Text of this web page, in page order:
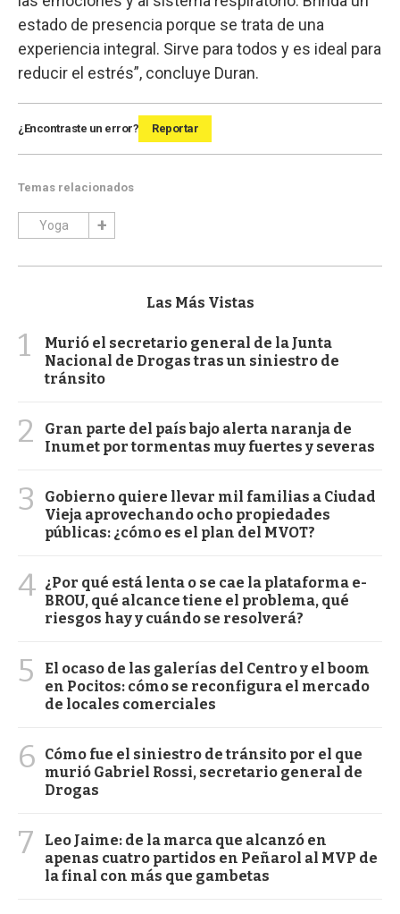
estado de presencia porque se trata de una
experiencia integral. Sirve para todos y es ideal para
reducir el estrés”, concluye Duran.
¿Encontraste un error? Reportar
Temas relacionados
Yoga
Las Más Vistas
1
Murió el secretario general de la Junta
Nacional de Drogas tras un siniestro de
tránsito
2
Gran parte del país bajo alerta naranja de
Inumet por tormentas muy fuertes y severas
3
Gobierno quiere llevar mil familias a Ciudad
Vieja aprovechando ocho propiedades
públicas: ¿cómo es el plan del MVOT?
4 ¿Por qué está lenta o se cae la plataforma e-
BROU, qué alcance tiene el problema, qué
riesgos hay y cuándo se resolverá?
5
El ocaso de las galerías del Centro y el boom
en Pocitos: cómo se reconfigura el mercado
de locales comerciales
6
Cómo fue el siniestro de tránsito por el que
murió Gabriel Rossi, secretario general de
Drogas
7
Leo Jaime: de la marca que alcanzó en
apenas cuatro partidos en Peñarol al MVP de
la final con más que gambetas